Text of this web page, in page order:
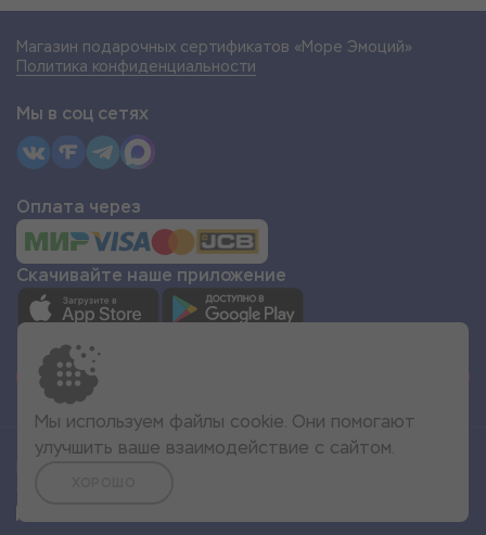
Магазин подарочных сертификатов «Море Эмоций»
Политика конфиденциальности
Мы в соц сетях
Оплата через
Скачивайте наше приложение
Мы используем файлы cookie. Они помогают
улучшить ваше взаимодействие с сайтом.